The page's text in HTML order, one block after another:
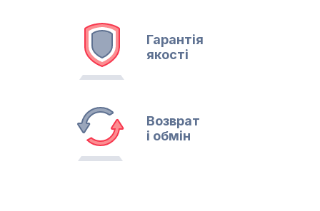
Гарантія
якості
Возврат
і обмін